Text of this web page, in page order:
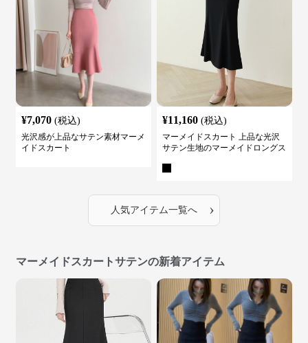
¥7,070 (税込)
光沢感が上品なサテン素材マーメ
イドスカート
¥11,160 (税込)
マーメイドスカート 上品な光沢
サテン生地のマーメイドロングス
人気アイテム一覧へ ›
マーメイドスカートサテンの新着アイテム